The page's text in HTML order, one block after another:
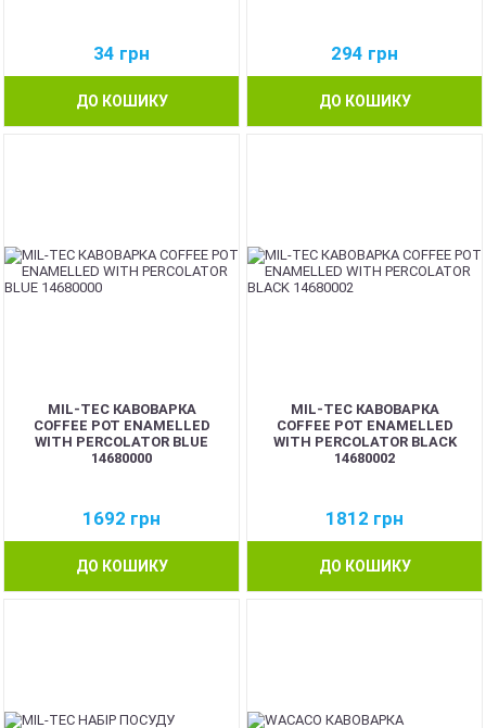
34 грн
ДО КОШИКУ
294 грн
ДО КОШИКУ
MIL-TEC КАВОВАРКА
COFFEE POT ENAMELLED
WITH PERCOLATOR BLUE
14680000
1692 грн
ДО КОШИКУ
MIL-TEC КАВОВАРКА
COFFEE POT ENAMELLED
WITH PERCOLATOR BLACK
14680002
1812 грн
ДО КОШИКУ